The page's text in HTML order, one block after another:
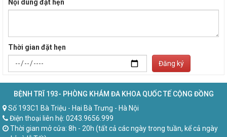
Nội dung đặt hẹn
Thời gian đặt hẹn
Đăng ký
BỆNH TRĨ 193- PHÒNG KHÁM ĐA KHOA QUỐC TẾ CỘNG ĐỒNG
Số 193C1 Bà Triệu - Hai Bà Trưng - Hà Nội
Điện thoại liên hệ: 0243.9656.999
Thời gian mở cửa: 8h - 20h (tất cả các ngày trong tuần, kể cả ngày